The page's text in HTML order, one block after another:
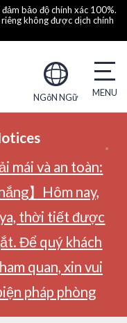
bảo độ chính xác 100%.
không được dịch chính
NGôN NGữ
mái và an toàn:
】Hôm nay,
thời tiết được
Để quý khách
quan, xin vui
pháp phòng